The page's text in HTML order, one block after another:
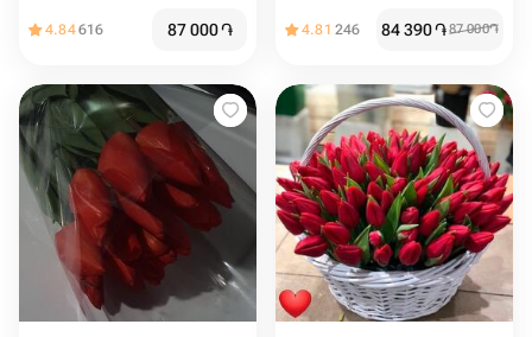
4.84616 87 000֏ 4.81 246 84 390֏87 000֏